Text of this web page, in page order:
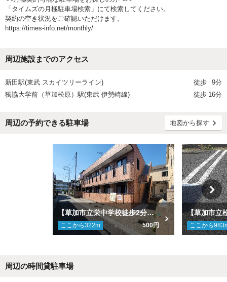
「タイムズの月極駐車場検索」にて検索してください。
契約の空き状況をご確認いただけます。
https://times-info.net/monthly/
周辺施設までのアクセス
新田駅(東武 スカイツリーライン) 徒歩
9分
獨協大学前（草加松原）駅(東武 伊勢崎線)
徒歩 16分
周辺の予約できる駐車場 地図から探す
【草加市立栄中学校徒歩2分】サンマロン駐車場
ここから322m 500円 ここから983
周辺の時間貸駐車場